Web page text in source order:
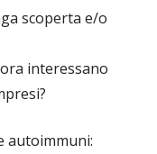
scoperta e/o
interessano
autoimmuni: